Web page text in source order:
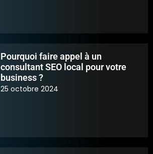
Pourquoi faire appel à un
consultant SEO local pour votre
business ?
25 octobre 2024